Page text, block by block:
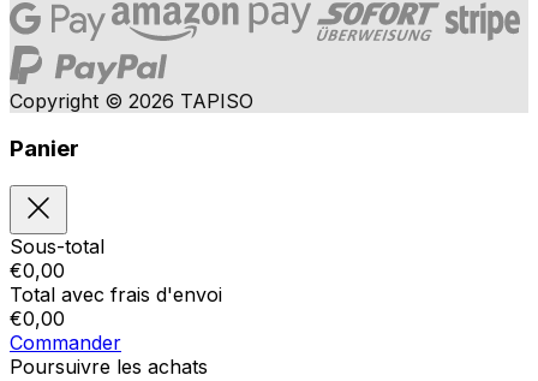
Copyright © 2026 TAPISO
Panier
Sous-total
€0,00
Total avec frais d'envoi
€0,00
Commander
Poursuivre les achats